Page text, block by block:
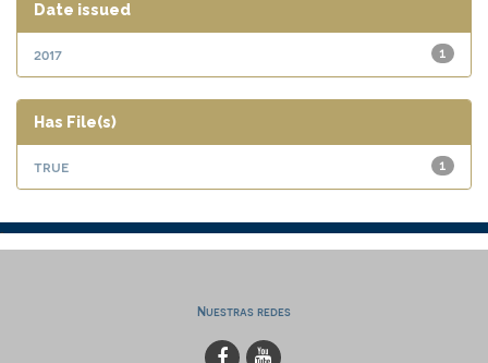
Date issued
1
2017
Has File(s)
1
true
Nuestras redes